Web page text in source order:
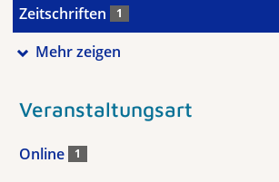
Zeitschriften 1
Mehr zeigen
Veranstaltungsart
Online 1